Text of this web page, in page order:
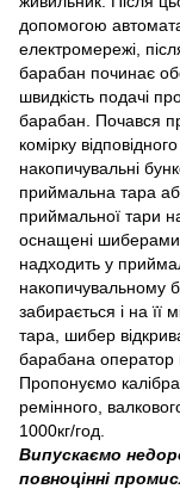
допомогою
електромережі,
барабан починає
швидкість подачі
барабан. Почався
комірку
накопичувальні
приймальна тара
приймальної тари
оснащені
надходить у
накопичувальному
забирається і на
тара, шибер
барабана
Пропонуємо
ремінного,
1000кг/год.
Випускаємо
повноцінні